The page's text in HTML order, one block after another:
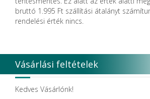
Dental Pacific
Dentis
Dentsply Sirona
Detax
DFS
DIADENT
bruttó 1.995 Ft szállítási átalányt
rendelési érték nincs.
Vásárlási feltételek
Kedves Vásárlónk!